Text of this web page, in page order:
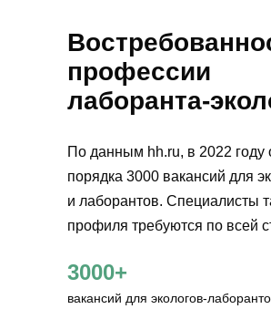
профессии
лаборанта-
По данным hh.ru, в 2022 году
порядка 3000 вакансий для
и лаборантов. Специалисты
профиля требуются по всей
3000+
вакансий для экологов-